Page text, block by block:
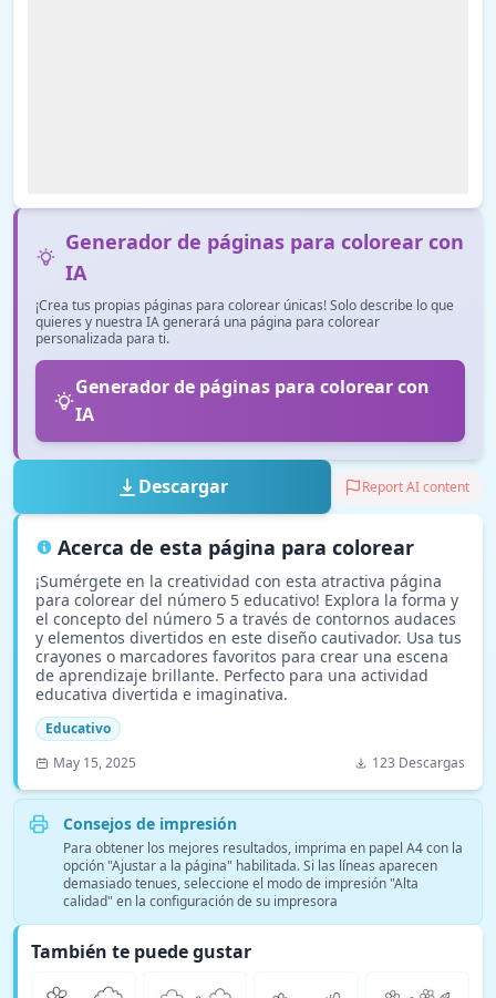
Generador de páginas para colorear con
IA
¡Crea tus propias páginas para colorear únicas! Solo describe lo que
quieres y nuestra IA generará una página para colorear
personalizada para ti.
Generador de páginas para colorear con
IA
Descargar Report AI content
Acerca de esta página para colorear
¡Sumérgete en la creatividad con esta atractiva página
para colorear del número 5 educativo! Explora la forma y
el concepto del número 5 a través de contornos audaces
y elementos divertidos en este diseño cautivador. Usa tus
crayones o marcadores favoritos para crear una escena
de aprendizaje brillante. Perfecto para una actividad
educativa divertida e imaginativa.
Educativo
May 15, 2025
123 Descargas
Consejos de impresión
Para obtener los mejores resultados, imprima en papel A4 con la
opción "Ajustar a la página" habilitada. Si las líneas aparecen
demasiado tenues, seleccione el modo de impresión "Alta
calidad" en la configuración de su impresora
También te puede gustar